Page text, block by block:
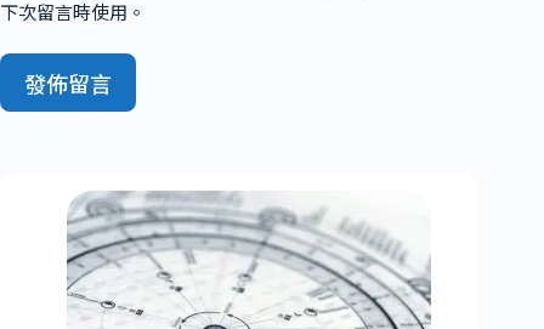
下次留言時使用。
發佈留言